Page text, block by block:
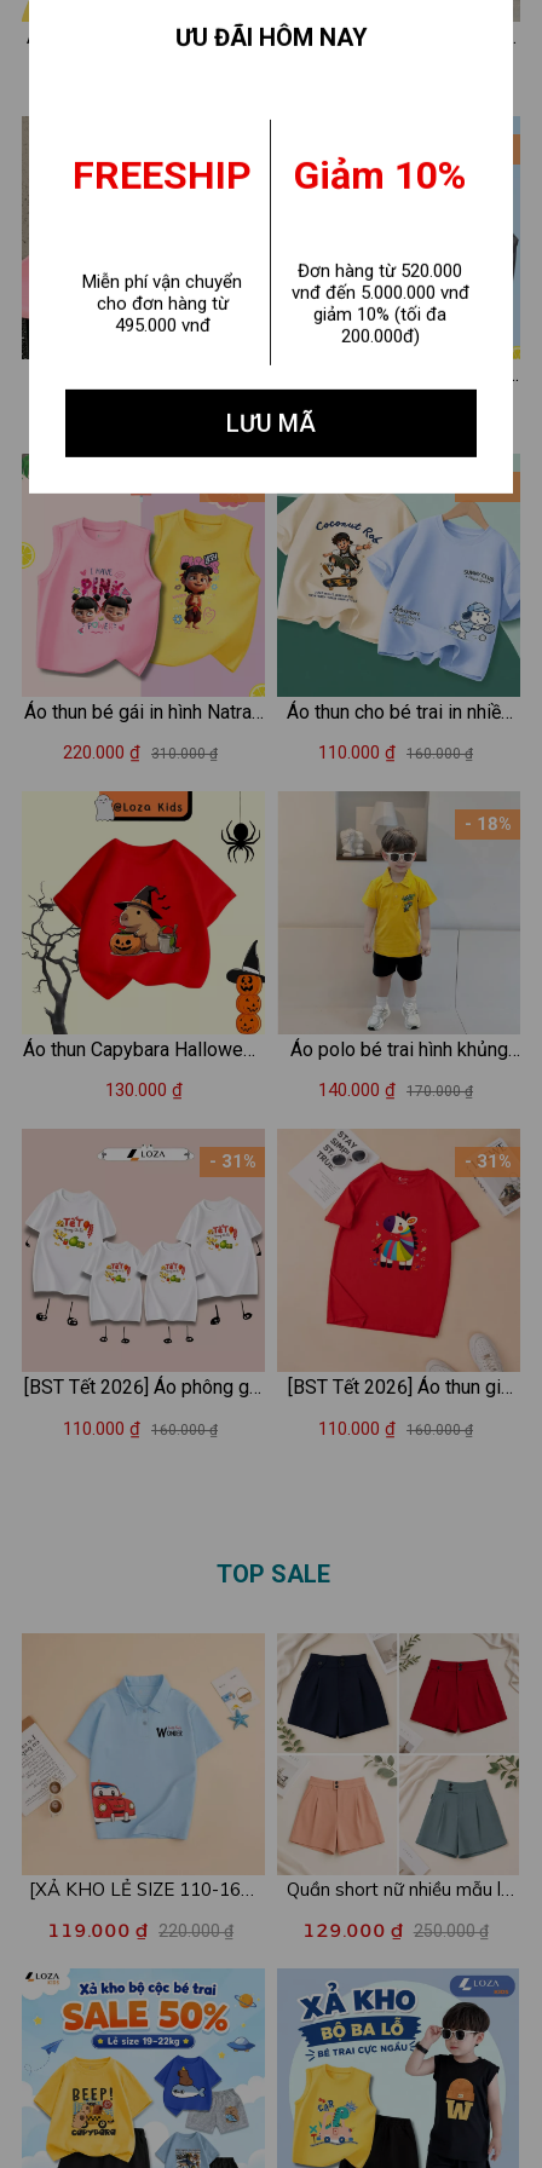
Áo thun bé trai BST MINION
Áo thun bé gái in hình Natra -
Loza Kids ST002
220.000 ₫ 310.000 ₫
Áo thun Capybara Halloween
cho bé trai và bé gái - Áo
AT2845
130.000 ₫
- 31%
[BST Tết 2026] Áo phông gia
đình "Tết trong tôi là" - Áo
110.000 ₫ 160.000 ₫
Áo thun Capybara cho bé trai
Áo thun Natra mẫu mới 2025
cho bé trai - Áo phông sát
nách cho bé Loza Kids
ST001
Áo thun cho bé trai in nhiều
hình Em bé trượt ván và chú
110.000 ₫ 160.000 ₫
- 18%
Áo polo bé trai hình khủng
long - Loza Kids PL3236
140.000 ₫ 170.000 ₫
- 31%
[BST Tết 2026] Áo thun gia
đình Tết Bính Ngọ in hình
110.000 ₫ 160.000 ₫
[XẢ KHO LẺ SIZE 110-160]
mẫu - Áo trẻ em từ 15-42kg
- Loza Kids XPL001
119.000 ₫ 220.000 ₫
Quần short nữ nhiều mẫu lẻ
còn 99k/c - Loza XA016
129.000 ₫ 250.000 ₫
TOP SALE
ƯU ĐÃI HÔM NAY
FREESHIP
Miễn phí vận chuyển
cho đơn hàng từ
495.000 vnđ
Giảm 10%
Đơn hàng từ 520.000
vnđ đến 5.000.000 vnđ
giảm 10% (tối đa
200.000đ)
LƯU MÃ